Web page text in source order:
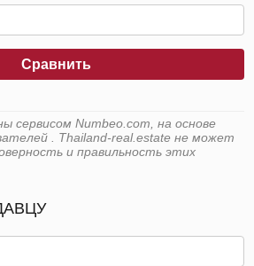
Сравнить
сервисом Numbeo.com, на основе
. Thailand-real.estate не может
и правильность этих